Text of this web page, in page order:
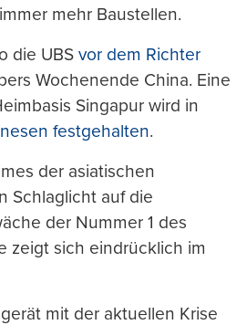
mehr Baustellen.
die UBS vor dem Richter
Wochenende China. Eine
Singapur wird in
festgehalten.
der asiatischen
Schlaglicht auf die
der Nummer 1 des
zeigt sich eindrücklich im
mit der aktuellen Krise